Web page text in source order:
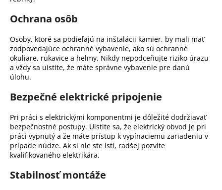
Ochrana osôb
Osoby, ktoré sa podieľajú na inštalácii kamier, by mali mať
zodpovedajúce ochranné vybavenie, ako sú ochranné
okuliare, rukavice a helmy. Nikdy nepodceňujte riziko úrazu
a vždy sa uistite, že máte správne vybavenie pre danú
úlohu.
Bezpečné elektrické pripojenie
Pri práci s elektrickými komponentmi je dôležité dodržiavať
bezpečnostné postupy. Uistite sa, že elektrický obvod je pri
práci vypnutý a že máte prístup k vypínaciemu zariadeniu v
prípade núdze. Ak si nie ste istí, radšej pozvite
kvalifikovaného elektrikára.
Stabilnosť montáže